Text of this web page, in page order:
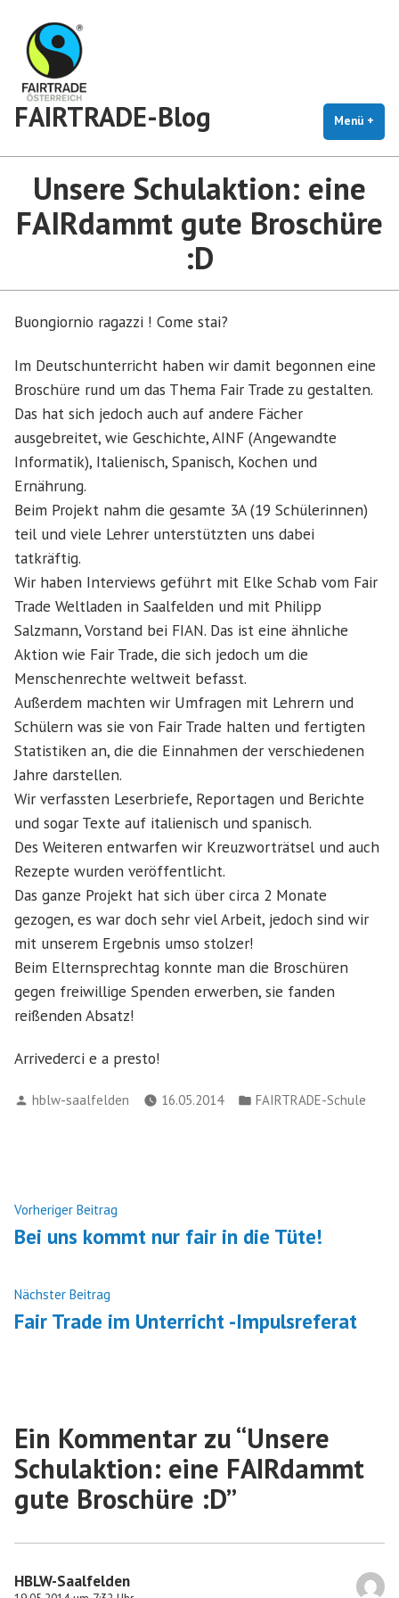
Inhalt
springen
FAIRTRADE-Blog Menü +
Unsere Schulaktion: eine
FAIRdammt gute Broschüre
:D
Buongiornio ragazzi ! Come stai?
Im Deutschunterricht haben wir damit begonnen eine
Broschüre rund um das Thema Fair Trade zu gestalten.
Das hat sich jedoch auch auf andere Fächer
ausgebreitet, wie Geschichte, AINF (Angewandte
Informatik), Italienisch, Spanisch, Kochen und
Ernährung.
Beim Projekt nahm die gesamte 3A (19 Schülerinnen)
teil und viele Lehrer unterstützten uns dabei
tatkräftig.
Wir haben Interviews geführt mit Elke Schab vom Fair
Trade Weltladen in Saalfelden und mit Philipp
Salzmann, Vorstand bei FIAN. Das ist eine ähnliche
Aktion wie Fair Trade, die sich jedoch um die
Menschenrechte weltweit befasst.
Außerdem machten wir Umfragen mit Lehrern und
Schülern was sie von Fair Trade halten und fertigten
Statistiken an, die die Einnahmen der verschiedenen
Jahre darstellen.
Wir verfassten Leserbriefe, Reportagen und Berichte
und sogar Texte auf italienisch und spanisch.
Des Weiteren entwarfen wir Kreuzworträtsel und auch
Rezepte wurden veröffentlicht.
Das ganze Projekt hat sich über circa 2 Monate
gezogen, es war doch sehr viel Arbeit, jedoch sind wir
mit unserem Ergebnis umso stolzer!
Beim Elternsprechtag konnte man die Broschüren
gegen freiwillige Spenden erwerben, sie fanden
reißenden Absatz!
Arrivederci e a presto!
Verfasst
hblw-saalfelden 16.05.2014
Veröffentlicht
FAIRTRADE-Schule
Beitragsnavigation
Vorheriger Beitrag
Beitrag:
Bei uns kommt nur fair in die Tüte!
Nächster Beitrag
Beitrag:
Fair Trade im Unterricht -Impulsreferat
Ein Kommentar zu “Unsere
Schulaktion: eine FAIRdammt
gute Broschüre :D”
HBLW-Saalfelden